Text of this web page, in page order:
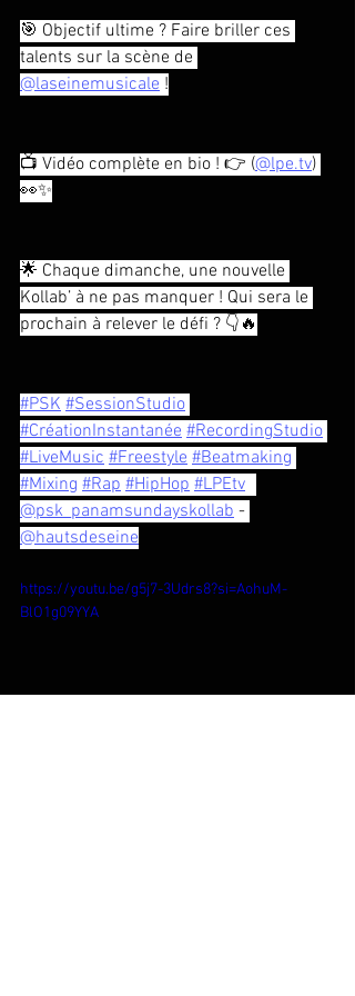
🎯 Objectif ultime ? Faire briller ces
talents sur la scène de
@laseinemusicale !
📺 Vidéo complète en bio ! 👉 (@lpe.tv)
👀✨
🌟 Chaque dimanche, une nouvelle
Kollab’ à ne pas manquer ! Qui sera le
prochain à relever le défi ? 👇🔥
#PSK #SessionStudio
#CréationInstantanée #RecordingStudio
#LiveMusic #Freestyle #Beatmaking
#Mixing #Rap #HipHop #LPEtv
@psk_panamsundayskollab -
@hautsdeseine
https://youtu.be/g5j7-3Udrs8?si=AohuM-
BlO1g09YYA